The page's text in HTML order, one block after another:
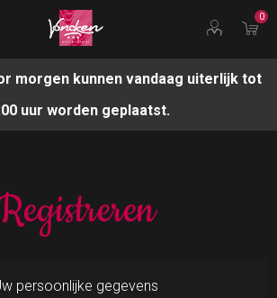
0
morgen kunnen vandaag uiterlijk tot
uur worden geplaatst.
persoonlijke gegevens